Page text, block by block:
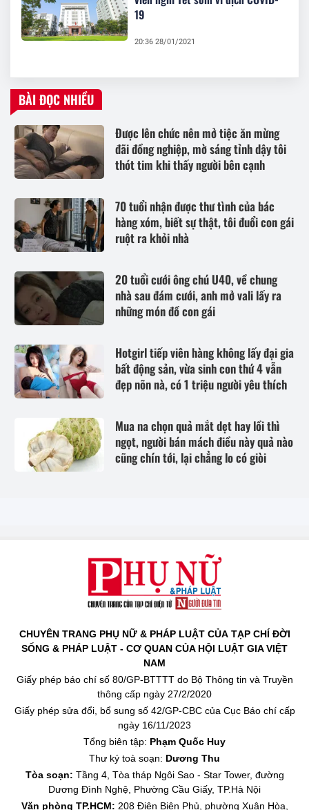
19
20:36 28/01/2021
BÀI ĐỌC NHIỀU
Được lên chức nên mở tiệc ăn mừng
đãi đồng nghiệp, mờ sáng tỉnh dậy tôi
thót tim khi thấy người bên cạnh
70 tuổi nhận được thư tình của bác
hàng xóm, biết sự thật, tôi đuổi con gái
ruột ra khỏi nhà
20 tuổi cưới ông chú U40, về chung
nhà sau đám cưới, anh mở vali lấy ra
những món đồ con gái
Hotgirl tiếp viên hàng không lấy đại gia
bất động sản, vừa sinh con thứ 4 vẫn
đẹp nõn nà, có 1 triệu người yêu thích
Mua na chọn quả mắt dẹt hay lồi thì
ngọt, người bán mách điều này quả nào
cũng chín tới, lại chẳng lo có giòi
CHUYÊN TRANG PHỤ NỮ & PHÁP LUẬT CỦA TẠP CHÍ ĐỜI
SỐNG & PHÁP LUẬT - CƠ QUAN CỦA HỘI LUẬT GIA VIỆT
NAM
Giấy phép báo chí số 80/GP-BTTTT do Bộ Thông tin và Truyền
thông cấp ngày 27/2/2020
Giấy phép sửa đổi, bổ sung số 42/GP-CBC của Cục Báo chí cấp
ngày 16/11/2023
Tổng biên tập: Phạm Quốc Huy
Thư ký toà soạn: Dương Thu
Tòa soạn: Tầng 4, Tòa tháp Ngôi Sao - Star Tower, đường
Dương Đình Nghệ, Phường Cầu Giấy, TP.Hà Nội
Văn phòng TP.HCM: 208 Điện Biên Phủ, phường Xuân Hòa,